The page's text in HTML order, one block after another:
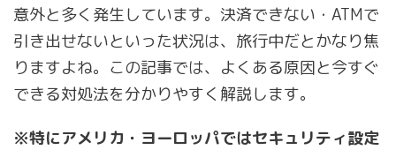
意外と多く発生しています。決済できない・ATMで
引き出せないといった状況は、旅行中だとかなり焦
りますよね。この記事では、よくある原因と今すぐ
できる対処法を分かりやすく解説します。
※特にアメリカ・ヨーロッパではセキュリティ設定